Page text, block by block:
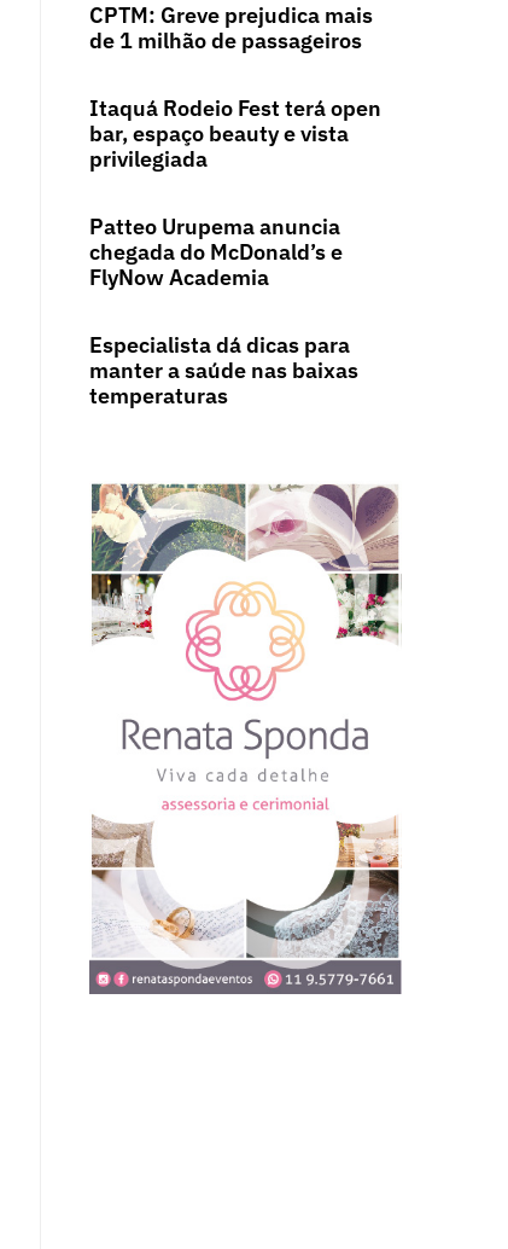
CPTM: Greve prejudica mais
de 1 milhão de passageiros
Itaquá Rodeio Fest terá open
bar, espaço beauty e vista
privilegiada
Patteo Urupema anuncia
chegada do McDonald’s e
FlyNow Academia
Especialista dá dicas para
manter a saúde nas baixas
temperaturas